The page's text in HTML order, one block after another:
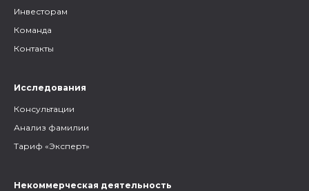
Инвесторам
Команда
Контакты
Исследования
Консультации
Анализ фамилии
Тариф «Эксперт»
Некоммерческая деятельность